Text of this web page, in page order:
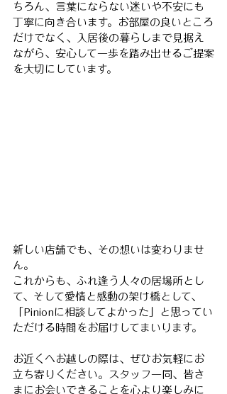
ちろん、言葉にならない迷いや不安にも
丁寧に向き合います。お部屋の良いところ
だけでなく、入居後の暮らしまで見据え
ながら、安心して一歩を踏み出せるご提案
を大切にしています。
新しい店舗でも、その想いは変わりませ
ん。
これからも、ふれ逢う人々の居場所とし
て、そして愛情と感動の架け橋として、
「Pinionに相談してよかった」と思ってい
ただける時間をお届けしてまいります。
お近くへお越しの際は、ぜひお気軽にお
立ち寄りください。スタッフ一同、皆さ
まにお会いできることを心より楽しみに